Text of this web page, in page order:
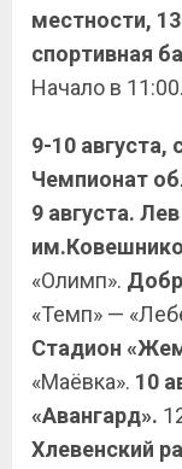
местности,
спортивная
Начало в 11:00.
9-10
Чемпионат
9 августа.
«Олимп».
«Темп» —
Стадион
«Маёвка». 10
«Авангард».
Хлевенский